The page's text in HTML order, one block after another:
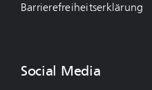
Barrierefreiheitserklärung
Social Media